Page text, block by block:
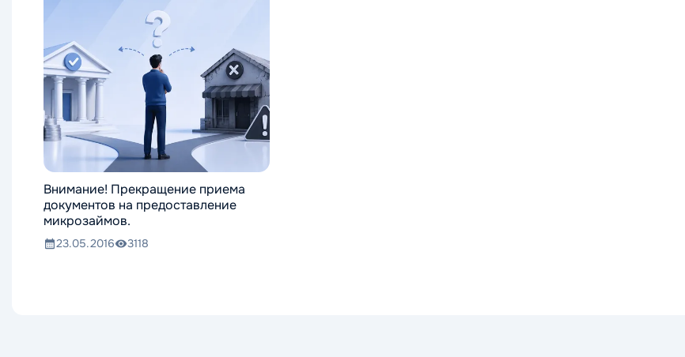
Внимание! Прекращение приема
документов на предоставление
микрозаймов.
23.05.2016 3118